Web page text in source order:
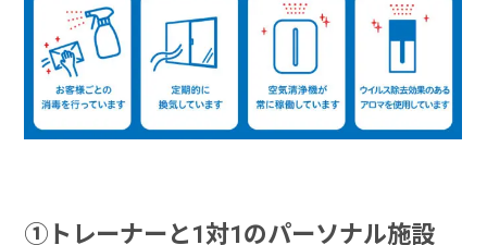
①トレーナーと1対1のパーソナル施設